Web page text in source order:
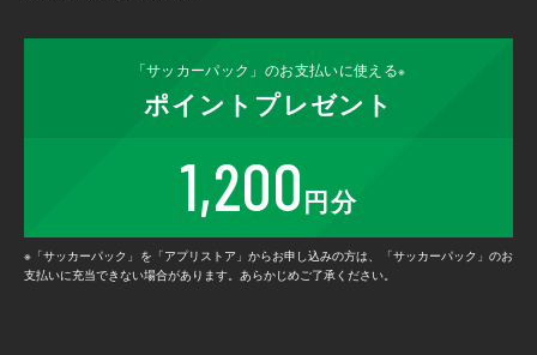
「サッカーパック」のお支払いに使える※
ポイント プレゼント
1,200円分
※「サッカーパック」を「アプリストア」からお申し込みの方は、「サッカーパック」のお
支払いに充当できない場合があります。あらかじめご了承ください。